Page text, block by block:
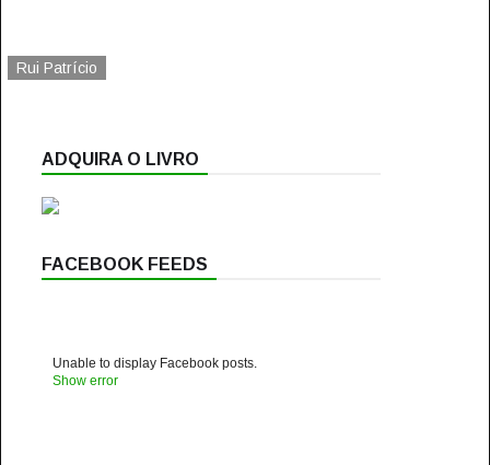
Rui Patrício
ADQUIRA O LIVRO
FACEBOOK FEEDS
Unable to display Facebook posts.
Show error